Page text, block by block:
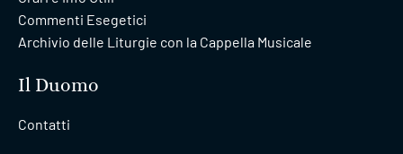
Commenti Esegetici
Archivio delle Liturgie con la Cappella Musicale
Il Duomo
Contatti